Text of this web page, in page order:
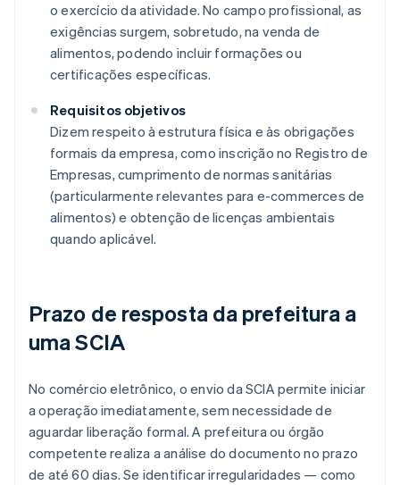
o exercício da atividade. No campo profissional, as
exigências surgem, sobretudo, na venda de
alimentos, podendo incluir formações ou
certificações específicas.
Requisitos objetivos
Dizem respeito à estrutura física e às obrigações
formais da empresa, como inscrição no Registro de
Empresas, cumprimento de normas sanitárias
(particularmente relevantes para e-commerces de
alimentos) e obtenção de licenças ambientais
quando aplicável.
Prazo de resposta da prefeitura a
uma SCIA
No comércio eletrônico, o envio da SCIA permite iniciar
a operação imediatamente, sem necessidade de
aguardar liberação formal. A prefeitura ou órgão
competente realiza a análise do documento no prazo
de até 60 dias. Se identificar irregularidades — como